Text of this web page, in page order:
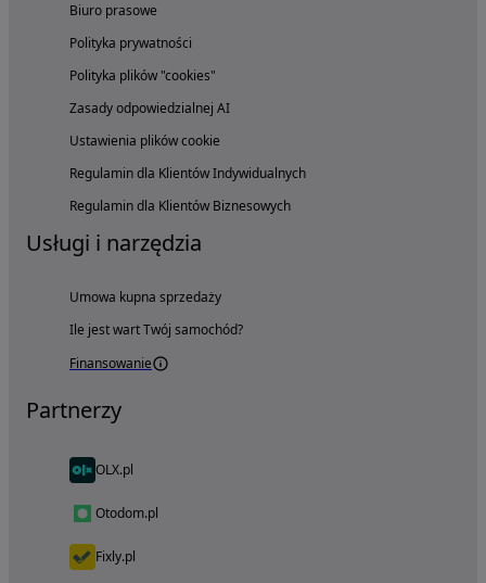
Biuro prasowe
Polityka prywatności
Polityka plików "cookies"
Zasady odpowiedzialnej AI
Ustawienia plików cookie
Regulamin dla Klientów Indywidualnych
Regulamin dla Klientów Biznesowych
Usługi i narzędzia
Umowa kupna sprzedaży
Ile jest wart Twój samochód?
Finansowanie
Partnerzy
OLX.pl
Otodom.pl
Fixly.pl